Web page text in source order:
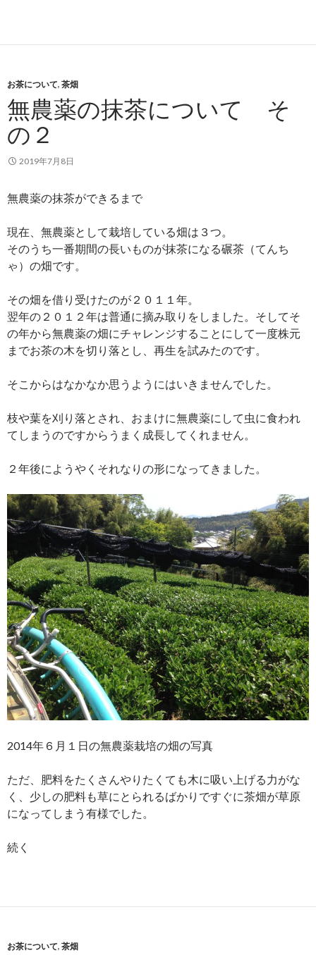
お茶について, 茶畑
無農薬の抹茶について そ
の２
2019年7月8日
無農薬の抹茶ができるまで
現在、無農薬として栽培している畑は３つ。
そのうち一番期間の長いものが抹茶になる碾茶（てんち
ゃ）の畑です。
その畑を借り受けたのが２０１１年。
翌年の２０１２年は普通に摘み取りをしました。そしてそ
の年から無農薬の畑にチャレンジすることにして一度株元
までお茶の木を切り落とし、再生を試みたのです。
そこからはなかなか思うようにはいきませんでした。
枝や葉を刈り落とされ、おまけに無農薬にして虫に食われ
てしまうのですからうまく成長してくれません。
２年後にようやくそれなりの形になってきました。
2014年６月１日の無農薬栽培の畑の写真
ただ、肥料をたくさんやりたくても木に吸い上げる力がな
く、少しの肥料も草にとられるばかりですぐに茶畑が草原
になってしまう有様でした。
続く
お茶について, 茶畑